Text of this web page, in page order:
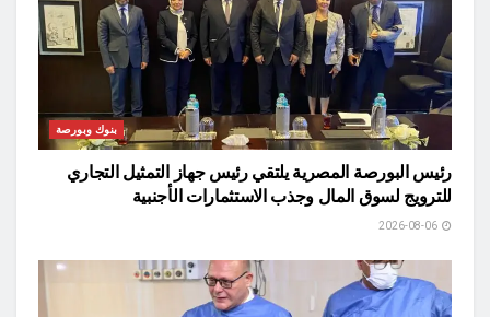
بنوك وبورصة
رئيس البورصة المصرية يلتقي رئيس جهاز التمثيل التجاري
للترويج لسوق المال وجذب الاستثمارات الأجنبية